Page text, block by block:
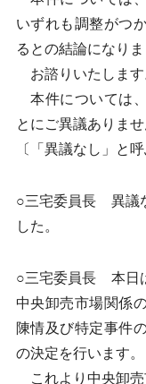
いずれも調整がつ
るとの結論になりま
お諮りいたします
本件については
とにご異議ありませ
〔「異議なし」と呼
○三宅委員長 異議
した。
○三宅委員長 本日
中央卸売市場関係
陳情及び特定事件
の決定を行います。
これより中央卸売